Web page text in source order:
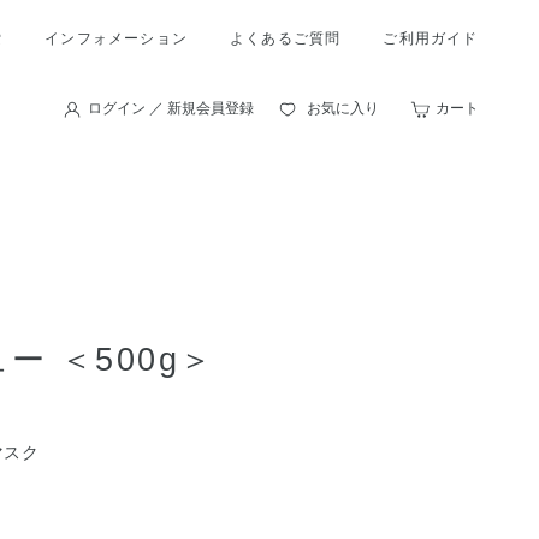
インフォメーション よくあるご質問 ご利用ガイド
ログイン ／ 新規会員登録 お気に入り カート
＜500g＞
ク